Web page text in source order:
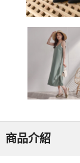
商品介紹